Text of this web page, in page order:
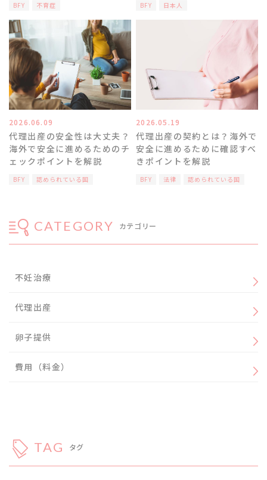
BFY 不育症 BFY 日本人
2026.06.09
代理出産の安全性は大丈夫？
海外で安全に進めるためのチ
ェックポイントを解説
BFY 認められている国
2026.05.19
代理出産の契約とは？海外で
安全に進めるために確認すべ
きポイントを解説
BFY 法律 認められている国
CATEGORY カテゴリー
不妊治療
代理出産
卵子提供
費用（料金）
TAG タグ